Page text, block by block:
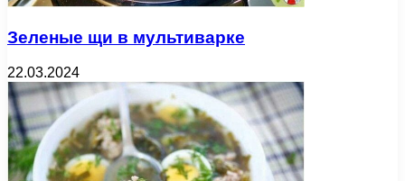
Зеленые щи в мультиварке
22.03.2024